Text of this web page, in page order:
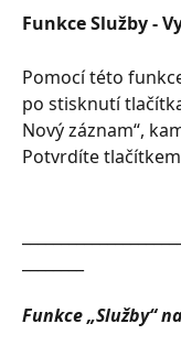
Funkce Služby -
Pomocí této
po stisknutí
Nový záznam“,
Potvrdíte tlačítkem
Funkce „Služby“